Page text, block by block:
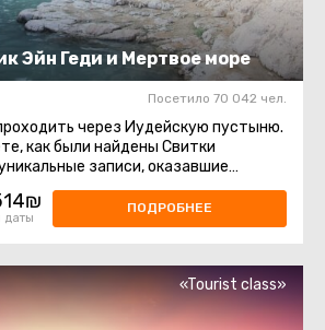
Эйн Геди и Мертвое море
Посетило 70 042 чел.
через Иудейскую пустыню.
как были найдены Свитки
записи, оказавшие
на иудаизм ...
даты
ПОДРОБНЕЕ
«Tourist class»